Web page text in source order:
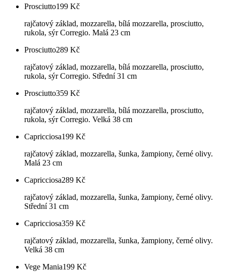
Prosciutto199 Kč
rajčatový základ, mozzarella, bílá mozzarella, prosciutto,
rukola, sýr Corregio. Malá 23 cm
Prosciutto289 Kč
rajčatový základ, mozzarella, bílá mozzarella, prosciutto,
rukola, sýr Corregio. Střední 31 cm
Prosciutto359 Kč
rajčatový základ, mozzarella, bílá mozzarella, prosciutto,
rukola, sýr Corregio. Velká 38 cm
Capricciosa199 Kč
rajčatový základ, mozzarella, šunka, žampiony, černé olivy.
Malá 23 cm
Capricciosa289 Kč
rajčatový základ, mozzarella, šunka, žampiony, černé olivy.
Střední 31 cm
Capricciosa359 Kč
rajčatový základ, mozzarella, šunka, žampiony, černé olivy.
Velká 38 cm
Vege Mania199 Kč